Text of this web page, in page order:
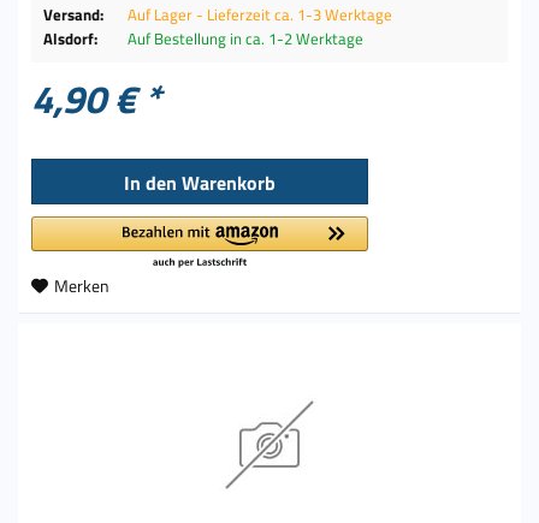
Versand:
Auf Lager - Lieferzeit ca. 1-3 Werktage
Alsdorf:
Auf Bestellung in ca. 1-2 Werktage
4,90 € *
In den Warenkorb
Merken